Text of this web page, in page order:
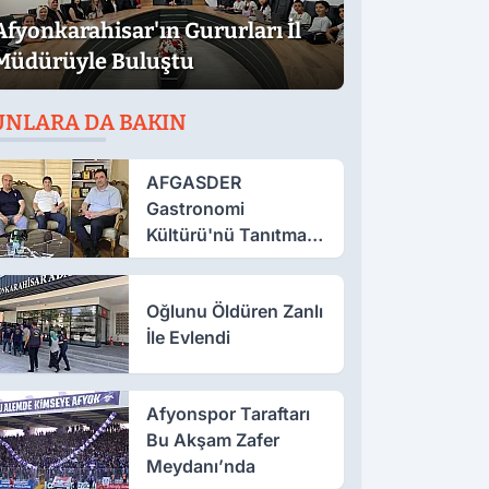
Gururları İl
Buluştu
DA BAKIN
AFGASDER
Gastronomi
Kültürü'nü Tanıtmak
İçin Çalışıyor
Oğlunu Öldüren Zanlı
İle Evlendi
Afyonspor Taraftarı
Bu Akşam Zafer
Meydanı’nda